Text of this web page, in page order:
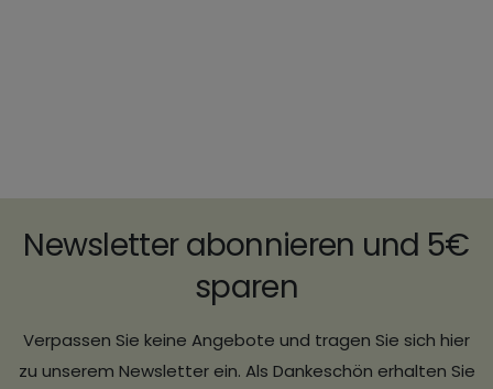
Newsletter abonnieren und 5€
sparen
Verpassen Sie keine Angebote und tragen Sie sich hier
zu unserem Newsletter ein. Als Dankeschön erhalten Sie